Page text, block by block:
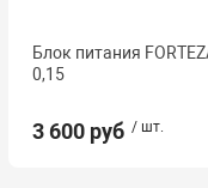
Блок питания
0,15
3 600 руб / шт.